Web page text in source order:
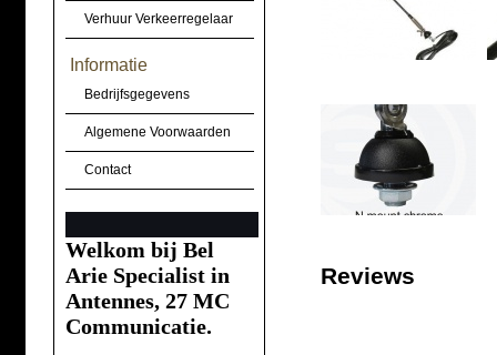
Verhuur Verkeerregelaar
Informatie
Bedrijfsgegevens
Algemene Voorwaarden
Contact
Welkom bij Bel
Arie Specialist in
Antennes, 27 MC
Communicatie.
Reviews